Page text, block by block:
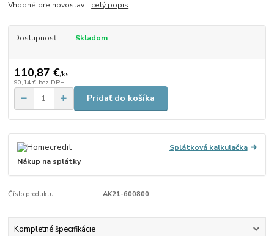
Vhodné pre novostav... celý popis
Dostupnosť Skladom
110,87 €/ks
90,14 € bez DPH
Pridať do košíka
Splátková kalkulačka
Nákup na splátky
Číslo produktu: AK21-600800
Kompletné špecifikácie